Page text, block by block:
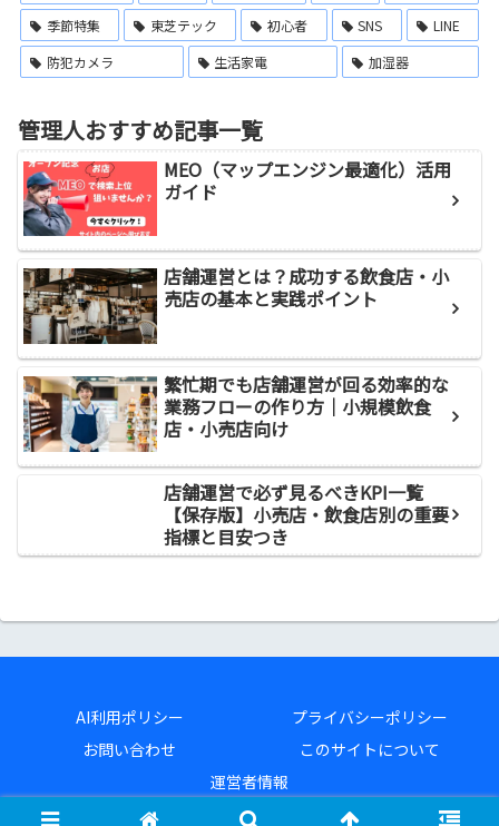
季節特集
東芝テック 初心者 SNS
LINE
防犯カメラ
生活家電 加湿器
管理人おすすめ記事一覧
MEO（マップエンジン最適化）活用
ガイド
店舗運営とは？成功する飲食店・小
売店の基本と実践ポイント
繁忙期でも店舗運営が回る効率的な
業務フローの作り方｜小規模飲食
店・小売店向け
店舗運営で必ず見るべきKPI一覧
【保存版】小売店・飲食店別の重要
指標と目安つき
AI利用ポリシー
プライバシーポリシー
お問い合わせ
このサイトについて
運営者情報
Copyright © 2025-2026 店舗運営.com All Rights Reserved.